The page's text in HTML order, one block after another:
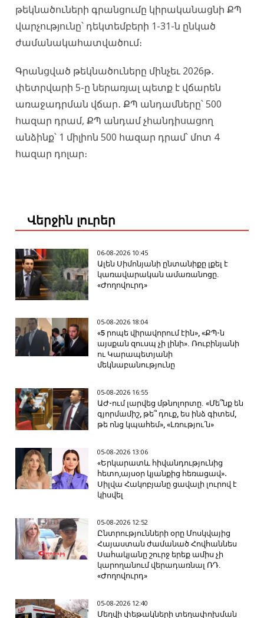
թեկնածուների գրանցումը կիրականացնի ՔՊ
վարչությունը՝ դեկտեմբերի 1-31-ն ընկած
ժամանակահատվածում։
Գրանցված թեկնածուները մինչեւ 2026թ․
փետրվարի 5-ը ներառյալ պետք է վճարեն
առաջադրման վճար․ ՔՊ անդամները՝ 500
հազար դրամ, ՔՊ անդամ չհանդիսացող
անձինք՝ 1 միլիոն 500 հազար դրամ՝ մոտ 4
հազար դոլար։
Վերջին լուրեր
06-08-2026 10:45
Ալեն Սիմոնյանի ընտանիքը լքել է
կառավարական ամառանոցը.
«Ժողովուրդ»
05-08-2026 18:04
«5 րոպե վիրավորում էին», «ՔՊ-ն
այսքան զուսպ չի լինի». Ռուբինյանի
ու Կարապետյանի
մեկնաբանությունը
05-08-2026 16:55
ԱԺ-ում լարվեց մթնոլորտը. «Մե՞նք են
գյորմամիշ, թե՞ դուք, ես ինձ գիտեմ,
թե ոնց կպահեմ», «Լռությու՛ն»
05-08-2026 13:06
«Երկարատև հիվանդությունից
հետո,այսօր կյանքից հեռացավ»․
Սիլվա Հակոբյանը ցավալի լուրով է
կիսվել
05-08-2026 12:52
Ընտրությունների օրը Մոսկվայից
Հայաստան ժամանած Հովհաննես
Սահակյանը շուրջ երեք ամիս չի
կարողանում վերադառնալ ՌԴ.
«Ժողովուրդ»
05-08-2026 12:40
Մեղվի փեթակների տեղափոխման